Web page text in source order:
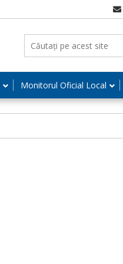
Monitorul Oficial Local